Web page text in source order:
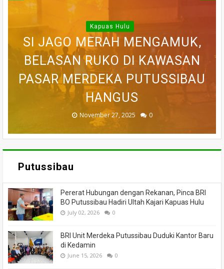
WARGA DESA SEI AJUNG YANG
DILAPORKAN HILANG SAAT
MEMANCING DITEMUKAN
MENINGGAL DUNIA
July 05, 2026 0
Kapuas Hulu
SI JAGO MERAH MENGAMUK,
BELASAN RUKO DI KAWASAN
PASAR MERDEKA PUTUSSIBAU
HANGUS
November 27, 2025 0
PEDULI KORBAN KEBAKARAN,
KORAMIL BADAU BERI
BANTUAN
March 26, 2025 0
BELASAN TOKO PAKAIAN DI
PUTUSSIBAU LUDES DILALAP
API
March 13, 2025 0
SEMPAT SEKARAT, H AKHIRNYA
TEWAS SETELAH 'DIHAKIMI'
MASSA
February 18, 2025 0
Putussibau
Pererat Hubungan dengan Rekanan, Pinca BRI
BO Putussibau Hadiri Ultah Kajari Kapuas Hulu
July 02, 2026 0
BRI Unit Merdeka Putussibau Duduki Kantor Baru
di Kedamin
June 15, 2026 0